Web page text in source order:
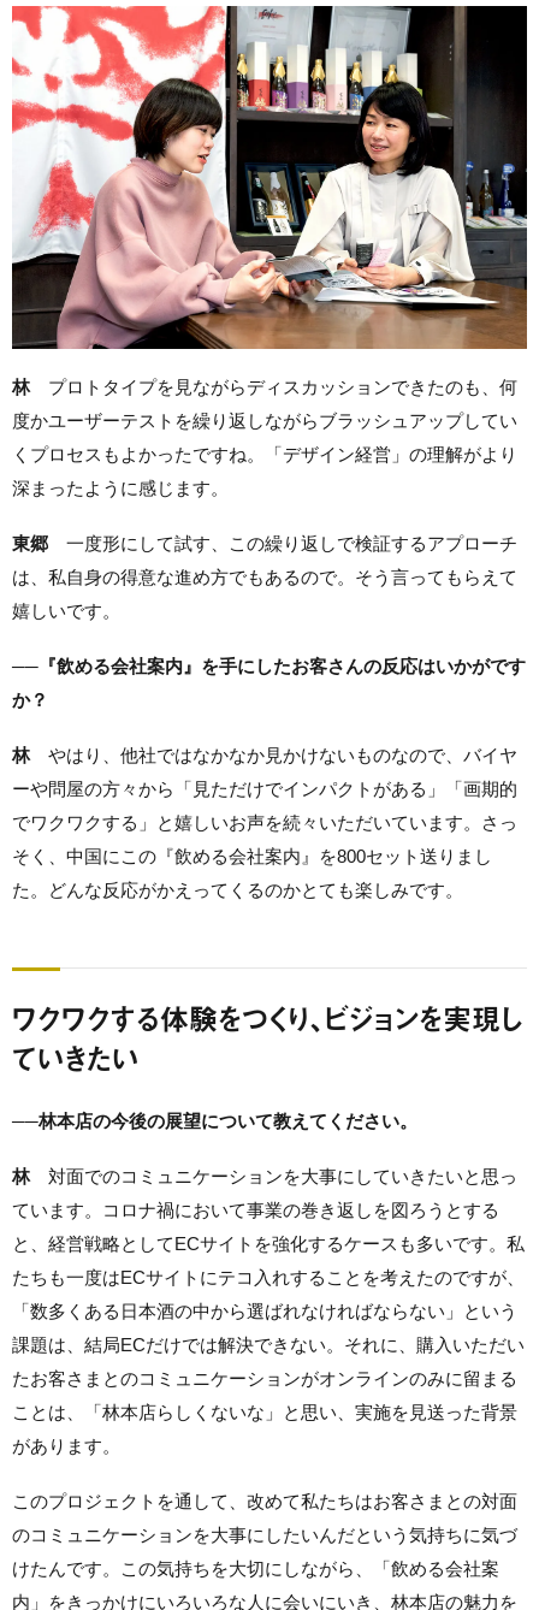
林プロトタイプを見ながらディスカッションできたのも、何
度かユーザーテストを繰り返しながらブラッシュアップしてい
くプロセスもよかったですね。「デザイン経営」の理解がより
深まったように感じます。
東郷 一度形にして試す、この繰り返しで検証するアプローチ
は、私自身の得意な進め方でもあるので。そう言ってもらえて
嬉しいです。
──『飲める会社案内』を手にしたお客さんの反応はいかがです
か？
林やはり、他社ではなかなか見かけないものなので、バイヤ
ーや問屋の方々から「見ただけでインパクトがある」「画期的
でワクワクする」と嬉しいお声を続々いただいています。さっ
そく、中国にこの『飲める会社案内』を800セット送りまし
た。どんな反応がかえってくるのかとても楽しみです。
ワクワクする体験をつくり、ビジョンを実現し
ていきたい
──林本店の今後の展望について教えてください。
林対面でのコミュニケーションを大事にしていきたいと思っ
ています。コロナ禍において事業の巻き返しを図ろうとする
と、経営戦略としてECサイトを強化するケースも多いです。私
たちも一度はECサイトにテコ入れすることを考えたのですが、
「数多くある日本酒の中から選ばれなければならない」という
課題は、結局ECだけでは解決できない。それに、購入いただい
たお客さまとのコミュニケーションがオンラインのみに留まる
ことは、「林本店らしくないな」と思い、実施を見送った背景
があります。
このプロジェクトを通して、改めて私たちはお客さまとの対面
のコミュニケーションを大事にしたいんだという気持ちに気づ
けたんです。この気持ちを大切にしながら、「飲める会社案
内」をきっかけにいろいろな人に会いにいき、林本店の魅力を